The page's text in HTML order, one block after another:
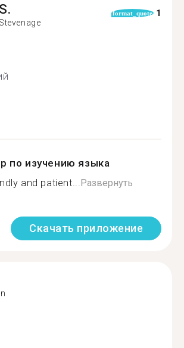
S.
Stevenage
format_quote 1
по изучению языка
and patient...Развернуть
Скачать приложение